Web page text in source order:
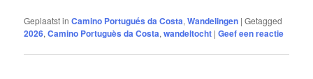
Geplaatst in Camino Portugués da Costa,Wandelingen |Getagged
2026,Camino Portuguès da Costa,wandeltocht |Geef een reactie